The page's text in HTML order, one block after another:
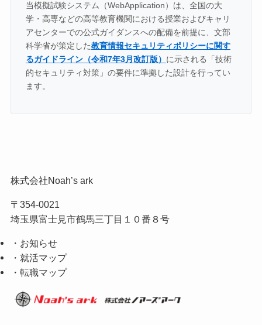
当模擬試験システム（WebApplication）は、全国の大
学・高専などの高等教育機関における授業およびキャリ
アセンターでの公式ガイダンスへの配備を前提に、文部
科学省が策定した教育情報セキュリティポリシーに関す
るガイドライン（令和7年3月改訂版） に示される「技術
的セキュリティ対策」の要件に準拠した設計を行ってい
ます。
株式会社Noah’s ark
〒354-0021
埼玉県富士見市鶴馬三丁目１０番８号
・お知らせ
・就活マップ
・転職マップ